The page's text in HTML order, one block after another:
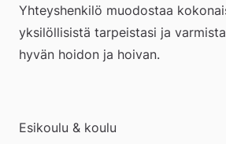
Yhteyshenkilö muodostaa
yksilöllisistä tarpeistasi ja
hyvän hoidon ja hoivan.
Esikoulu & koulu